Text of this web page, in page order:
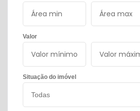
Valor
Situação do imóvel